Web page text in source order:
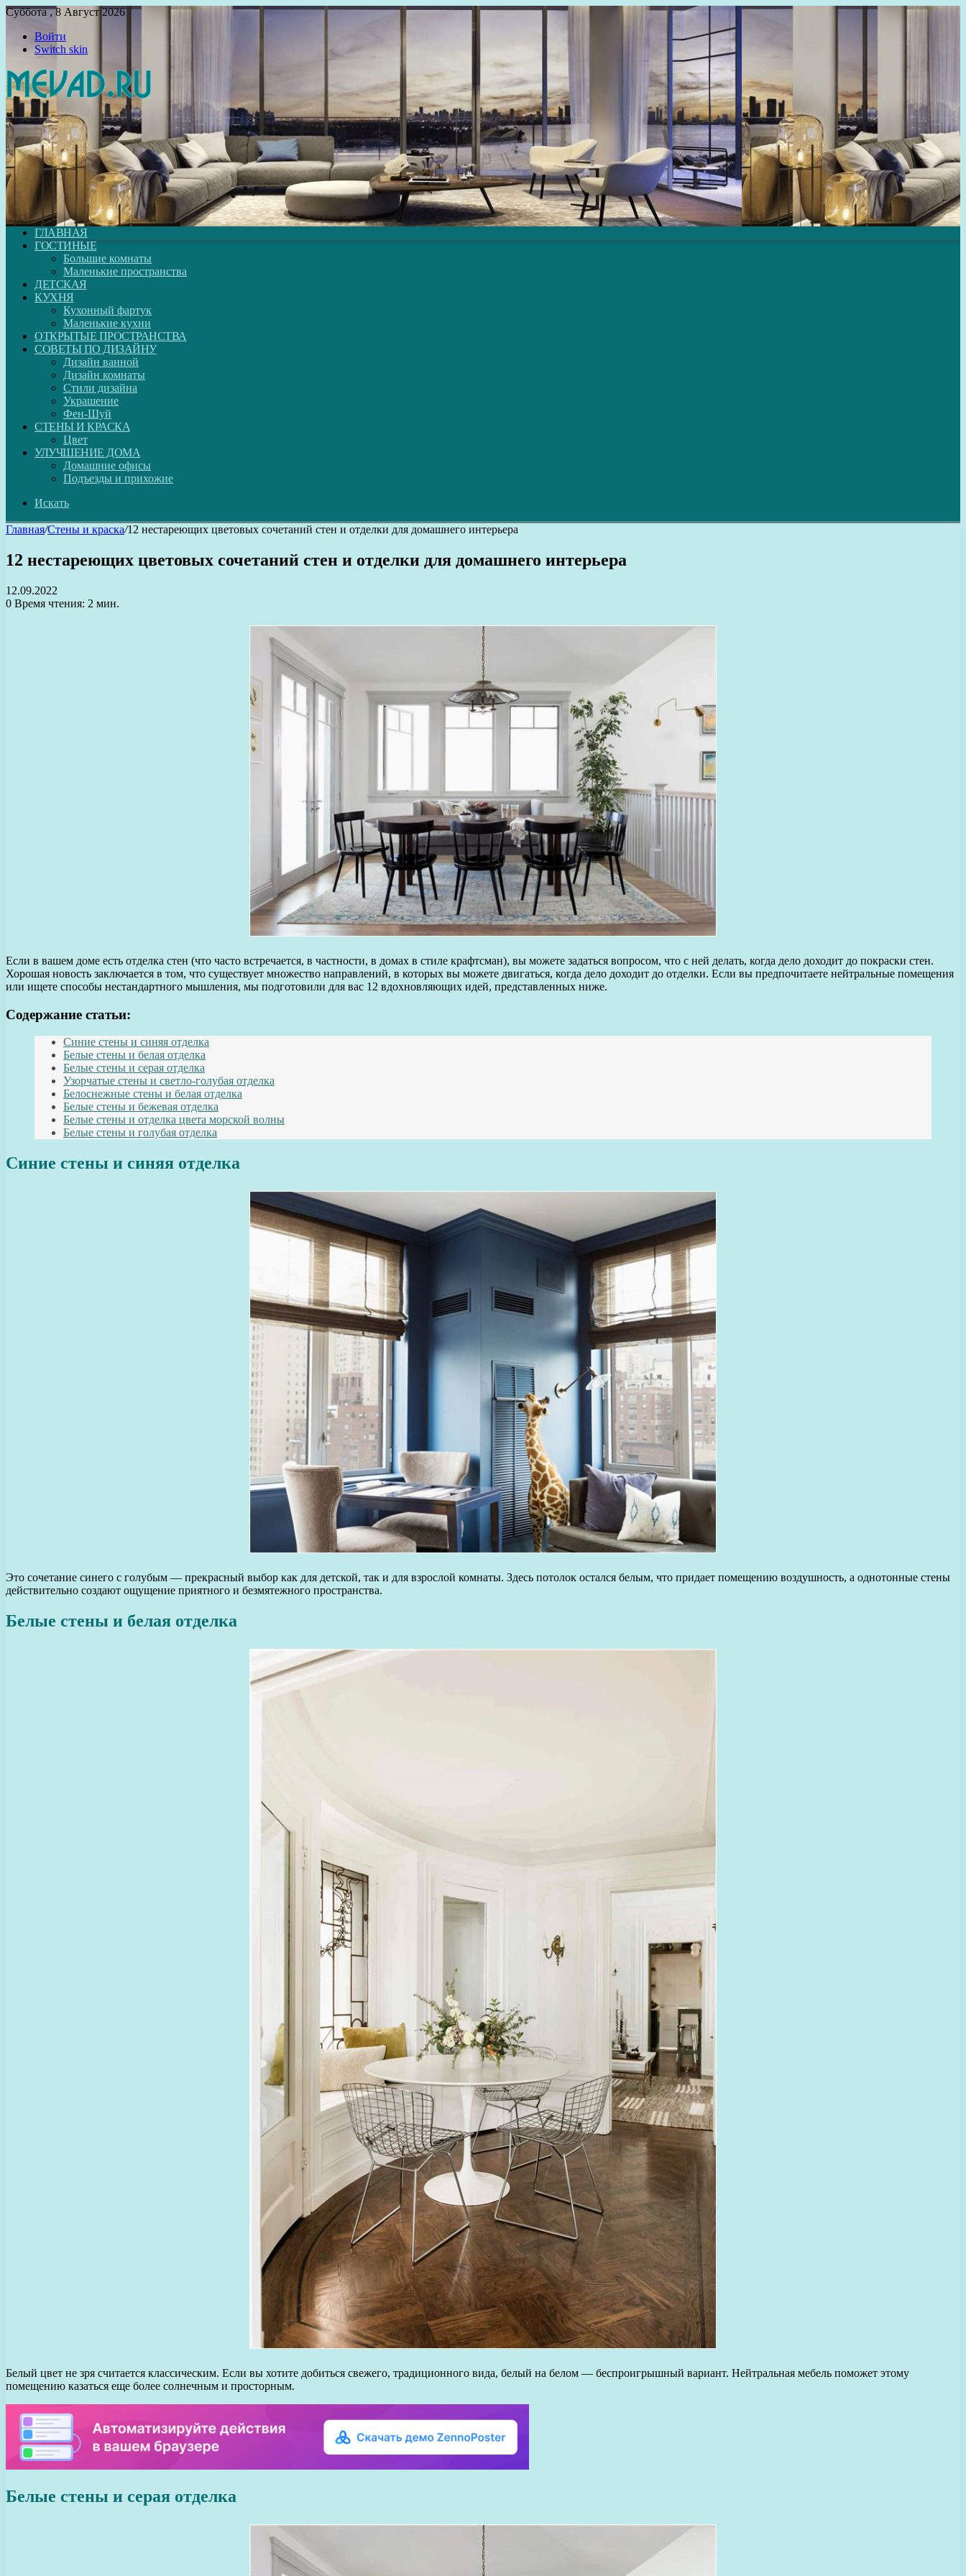
Суббота , 8 Август 2026
Войти
Switch skin
ГЛАВНАЯ
ГОСТИНЫЕ
Большие комнаты
Маленькие пространства
ДЕТСКАЯ
КУХНЯ
Кухонный фартук
Маленькие кухни
ОТКРЫТЫЕ ПРОСТРАНСТВА
СОВЕТЫ ПО ДИЗАЙНУ
Дизайн ванной
Дизайн комнаты
Стили дизайна
Украшение
Фен-Шуй
СТЕНЫ И КРАСКА
Цвет
УЛУЧШЕНИЕ ДОМА
Домашние офисы
Подъезды и прихожие
Искать
Главная/Стены и краска/12 нестареющих цветовых сочетаний стен и отделки для домашнего интерьера
12 нестареющих цветовых сочетаний стен и отделки для домашнего интерьера
12.09.2022
0 Время чтения: 2 мин.
Если в вашем доме есть отделка стен (что часто встречается, в частности, в домах в стиле крафтсман), вы можете задаться вопросом, что с ней делать, когда дело доходит до покраски стен.
Хорошая новость заключается в том, что существует множество направлений, в которых вы можете двигаться, когда дело доходит до отделки. Если вы предпочитаете нейтральные помещения
или ищете способы нестандартного мышления, мы подготовили для вас 12 вдохновляющих идей, представленных ниже.
Содержание статьи:
Синие стены и синяя отделка
Белые стены и белая отделка
Белые стены и серая отделка
Узорчатые стены и светло-голубая отделка
Белоснежные стены и белая отделка
Белые стены и бежевая отделка
Белые стены и отделка цвета морской волны
Белые стены и голубая отделка
Синие стены и синяя отделка
Это сочетание синего с голубым — прекрасный выбор как для детской, так и для взрослой комнаты. Здесь потолок остался белым, что придает помещению воздушность, а однотонные стены
действительно создают ощущение приятного и безмятежного пространства.
Белые стены и белая отделка
Белый цвет не зря считается классическим. Если вы хотите добиться свежего, традиционного вида, белый на белом — беспроигрышный вариант. Нейтральная мебель поможет этому
помещению казаться еще более солнечным и просторным.
Белые стены и серая отделка